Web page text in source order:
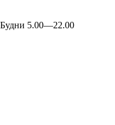
Будни 5.00—22.00